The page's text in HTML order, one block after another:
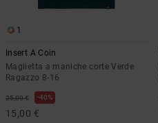
1
Insert A Coin
Maglietta a maniche corte Verde
Ragazzo 8-16
25,00 € 40%
15,00 €